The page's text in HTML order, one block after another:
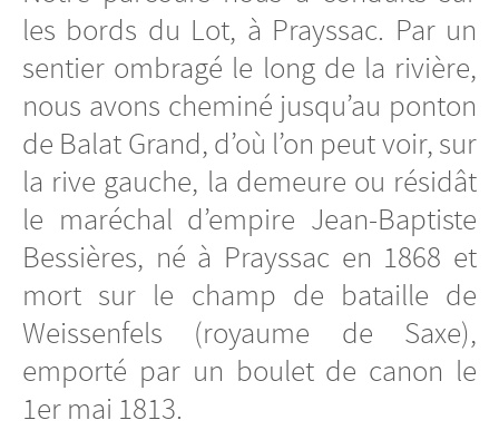
les bords du Lot, à Prayssac. Par un
sentier ombragé le long de la rivière,
nous avons cheminé jusqu’au ponton
de Balat Grand, d’où l’on peut voir, sur
la rive gauche, la demeure ou résidât
le maréchal d’empire Jean-Baptiste
Bessières, né à Prayssac en 1868 et
mort sur le champ de bataille de
Weissenfels (royaume de Saxe),
emporté par un boulet de canon le
1er mai 1813.